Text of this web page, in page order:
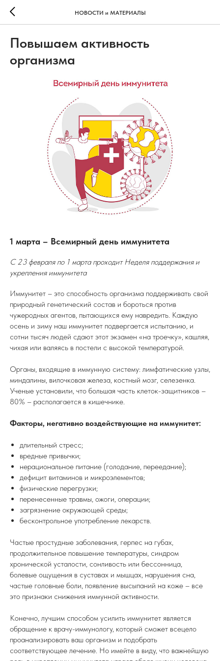
НОВОСТИ и МАТЕРИАЛЫ
Повышаем активность
организма
1 марта – Всемирный день иммунитета
С 23 февраля по 1 марта проходит Неделя поддержания и
укрепления иммунитета
Иммунитет – это способность организма поддерживать свой
природный генетический состав и бороться против
чужеродных агентов, пытающихся ему навредить. Каждую
осень и зиму наш иммунитет подвергается испытанию, и
сотни тысяч людей сдают этот экзамен «на троечку», кашляя,
чихая или валяясь в постели с высокой температурой.
Органы, входящие в иммунную систему: лимфатические узлы,
миндалины, вилочковая железа, костный мозг, селезенка.
Ученые установили, что большая часть клеток-защитников –
80% – располагается в кишечнике.
Факторы, негативно воздействующие на иммунитет:
длительный стресс;
вредные привычки;
нерациональное питание (голодание, переедание);
дефицит витаминов и микроэлементов;
физические перегрузки;
перенесенные травмы, ожоги, операции;
загрязнение окружающей среды;
бесконтрольное употребление лекарств.
Частые простудные заболевания, герпес на губах,
продолжительное повышение температуры, синдром
хронической усталости, сонливость или бессонница,
болевые ощущения в суставах и мышцах, нарушения сна,
частые головные боли, появление высыпаний на коже – все
это признаки снижения иммунной активности.
Конечно, лучшим способом усилить иммунитет является
обращение к врачу-иммунологу, который сможет всецело
проанализировать ваш организм и подобрать
соответствующее лечение. Но имейте в виду, что важнейшую